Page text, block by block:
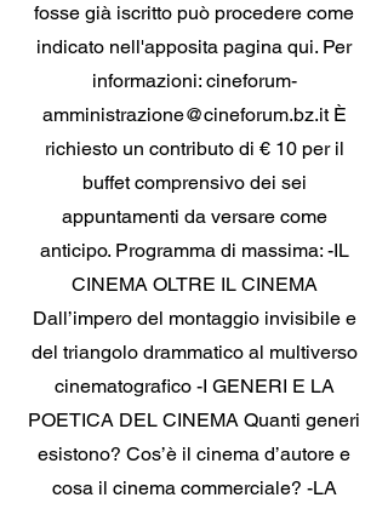
fosse già iscritto può procedere come
indicato nell'apposita pagina qui. Per
informazioni: cineforum-
amministrazione@cineforum.bz.itÈ
richiesto un contributo di € 10 per il
buffet comprensivo dei sei
appuntamenti da versare come
anticipo. Programma di massima: -IL
CINEMA OLTRE IL CINEMA
Dall’impero del montaggio invisibile e
del triangolo drammatico al multiverso
cinematografico -I GENERI E LA
POETICA DEL CINEMA Quanti generi
esistono? Cos’è il cinema d’autore e
cosa il cinema commerciale? -LA